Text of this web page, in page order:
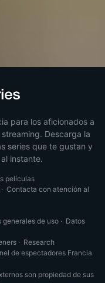
para los aficionados a
Descarga la
series que te gustan y
instante.
películas
Contacta con atención al
generales de uso· Datos
· Research
de espectadores Francia
son propiedad de sus